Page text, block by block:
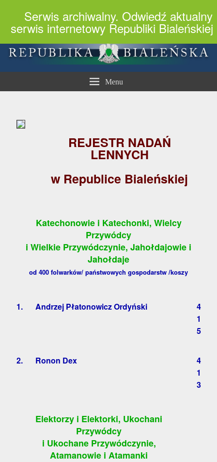
Serwis archiwalny. Odwiedź aktualny
serwis internetowy Republiki
Republika Bialeńska
Menu
REJESTR NADAŃ
LENNYCH
w Republice Bialeńskiej
Katechonowie i Katechonki, Wielcy
Przywódcy
i Wielkie Przywódczynie, Jahołdajowie i
Jahołdaje
od 400 folwarków/ państwowych gospodarstw /koszy
1. Andrzej Płatonowicz Ordyński
4
1
5
2. Ronon Dex
4
1
3
Elektorzy i Elektorki, Ukochani
Przywódcy
i Ukochane Przywódczynie,
Atamanowie i Atamanki